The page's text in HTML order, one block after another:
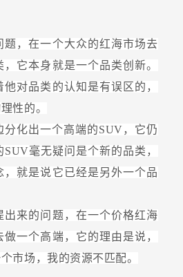
题，在一个大众的红海市场去
它本身就是一个品类创新。
对品类的认知是有误区的，
性的。
分化出一个高端的SUV，它仍
毫无疑问是个新的品类，
，就是说它已经是另外一个品
出来的问题，在一个价格红海
一个高端，它的理由是说，
市场，我的资源不匹配。